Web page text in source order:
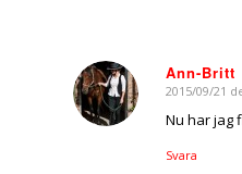
Ann-Britt
says:
2015/09/21
Nu har jag
Svara